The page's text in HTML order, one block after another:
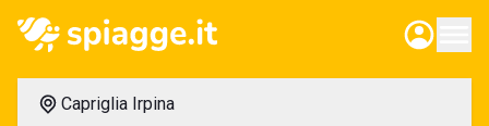
Capriglia Irpina